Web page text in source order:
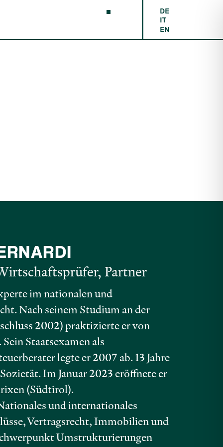
DE
IT
EN
Partner
im nationalen und
Nach seinem Studium an der
2002) praktizierte er von
Staatsexamen als
legte er 2007 ab. 13 Jahre
Im Januar 2023 eröffnete er
(Südtirol).
und internationales
Vertragsrecht, Immobilien und
Umstrukturierungen